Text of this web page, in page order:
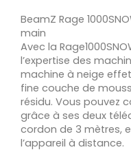
BeamZ Rage
main
Avec la
l’expertise des
machine à neige
fine couche de
résidu. Vous pouvez
grâce à ses deux
cordon de 3 mètres,
l’appareil à distance.